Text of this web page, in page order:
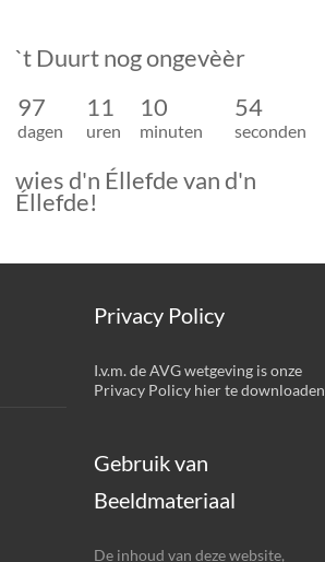
`t Duurt nog ongevèèr
97
11 10 52
dagen uren minuten seconden
wies d'n Éllefde van d'n
Éllefde!
Privacy Policy
I.v.m. de AVG wetgeving is onze
Privacy Policy hier te downloaden
Gebruik van
Beeldmateriaal
De inhoud van deze website,